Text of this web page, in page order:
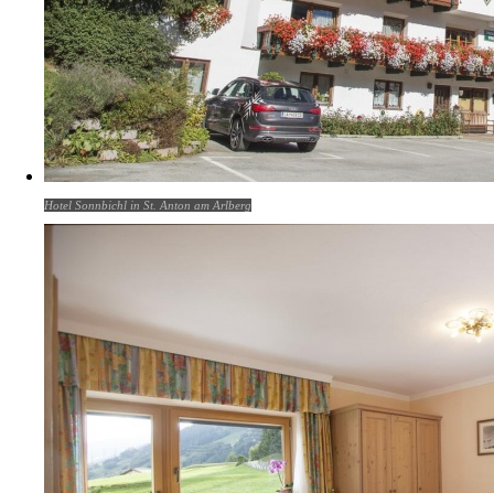
Hotel Sonnbichl in St. Anton am Arlberg